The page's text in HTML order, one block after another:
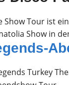
Show Tour ist
Turkey